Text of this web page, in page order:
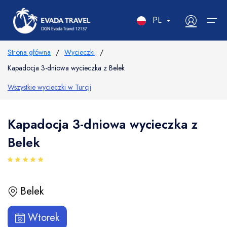
Wycieczki
Transfer
Jachty
O agencji
Kontakt
PL
Strona główna / Wycieczki /
Kapadocja 3-dniowa wycieczka z Belek
Wszystkie wycieczki w Turcji
Kapadocja 3-dniowa wycieczka z
Belek
Belek
Wtorek
Морская прогулка